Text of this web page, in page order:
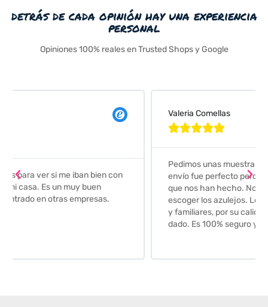
detrás de cada opinión hay una experiencia
personal
Opiniones 100% reales en Trusted Shops y Google
Pedimos unas muestras de azulejos para el baño. El
envío fue perfecto pero lo mejor ha sido el seguimiento
que nos han hecho. Nos guiaron y aconsejaron para
escoger los azulejos. Lo aconsejo a todos mis amigos
y familiares, por su calidad y la confianza que nos han